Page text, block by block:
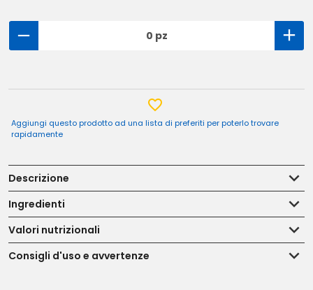
0 pz
Aggiungi questo prodotto ad una lista di preferiti per poterlo trovare
rapidamente
Descrizione
Ingredienti
Valori nutrizionali
Consigli d'uso e avvertenze